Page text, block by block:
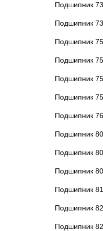
Подшипник
Подшипник
Подшипник
Подшипник
Подшипник
Подшипник
Подшипник
Подшипник
Подшипник
Подшипник
Подшипник
Подшипник
Подшипник